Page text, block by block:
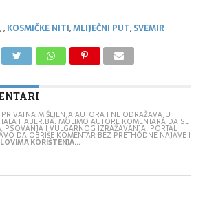
,, KOSMIČKE NITI,MLIJEČNI PUT, SVEMIR
MIŠLJENJA AUTORA I NE ODRAŽAVAJU
HABER.BA. MOLIMO AUTORE KOMENTARA DA SE
PSOVANJA I VULGARNOG IZRAŽAVANJA. PORTAL
DA OBRIŠE KOMENTAR BEZ PRETHODNE NAJAVE I
KORIŠTENJA...